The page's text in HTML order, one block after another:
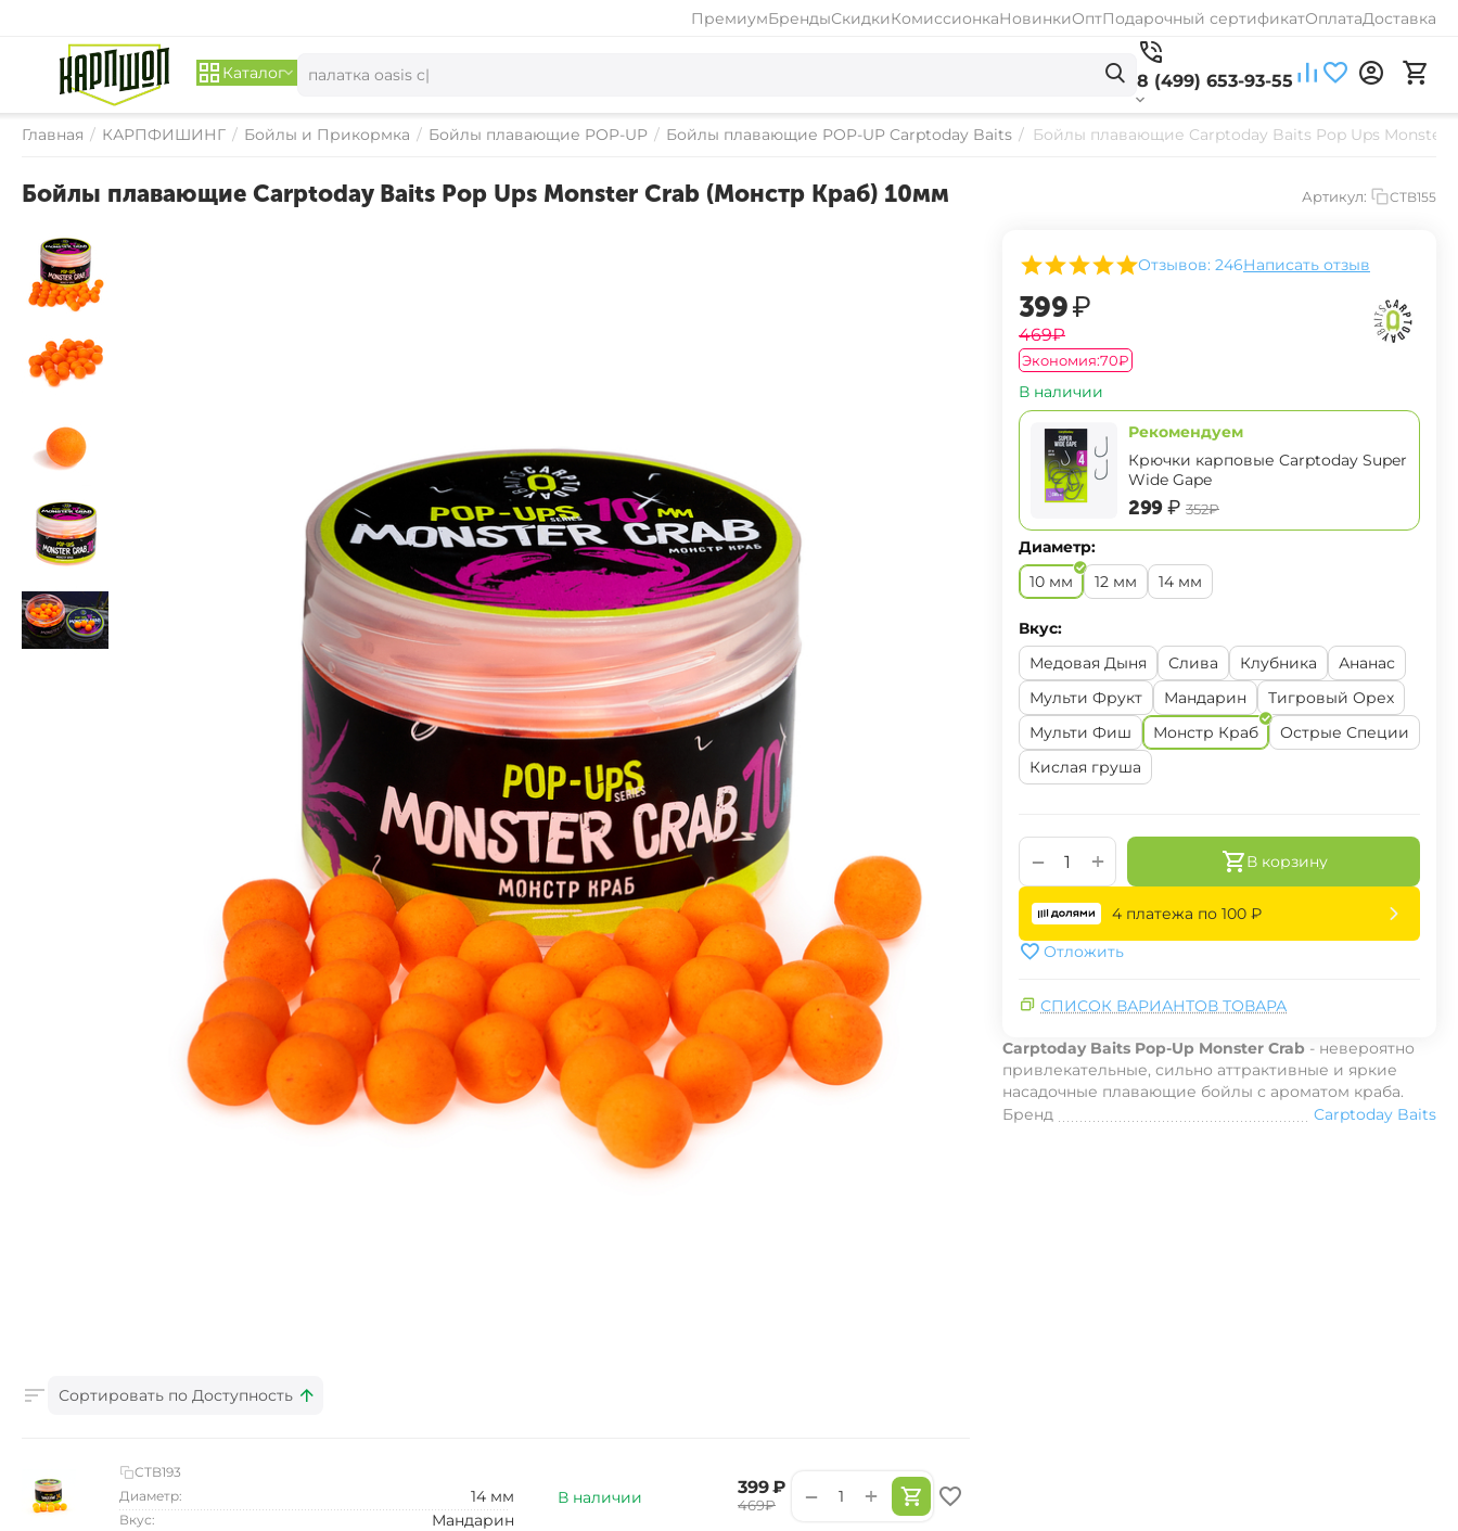
ПремиумБрендыСкидкиКомиссионкаНовинкиОптПодарочный сертификатОплатаДоставка
Каталог 8 (499) 653-93-55
Главная / КАРПФИШИНГ / Бойлы и Прикормка / Бойлы плавающие POP-UP / Бойлы плавающие POP-UP Carptoday Baits / Бойлы плавающие Carptoday Baits Pop Ups Monster
Бойлы плавающие Carptoday Baits Pop Ups Monster Crab (Монстр Краб) 10мм Артикул: CTB155
Отзывов: 246Написать отзыв
‍399‍₽
‍469‍₽
Экономия:‍70‍₽
В наличии
Рекомендуем
Крючки карповые Carptoday Super
Wide Gape
‍299‍₽ ‍352‍₽
Диаметр:
10 мм
12 мм 14 мм
Вкус:
Медовая Дыня
Слива Клубника
Ананас
Мульти Фрукт
Мандарин
Тигровый Орех
Мульти Фиш
Монстр Краб
Острые Специи
Кислая груша
+
− В корзину
4 платежа по 100 ₽
Отложить
СПИСОК ВАРИАНТОВ ТОВАРА
Carptoday Baits Pop-Up Monster Crab - невероятно
привлекательные, сильно аттрактивные и яркие
насадочные плавающие бойлы с ароматом краба.
Бренд
Carptoday Baits
Сортировать по Доступность
В наличии ‍399‍ ₽
‍469‍₽ +
−
CTB193
Диаметр:
14 мм
Вкус: Мандарин